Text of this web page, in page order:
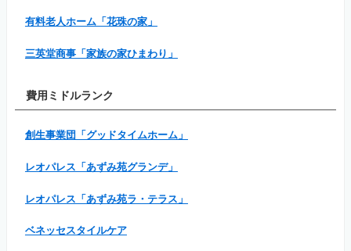
有料老人ホーム「花珠の家」
三英堂商事「家族の家ひまわり」
費用ミドルランク
創生事業団「グッドタイムホーム」
レオパレス「あずみ苑グランデ」
レオパレス「あずみ苑ラ・テラス」
ベネッセスタイルケア